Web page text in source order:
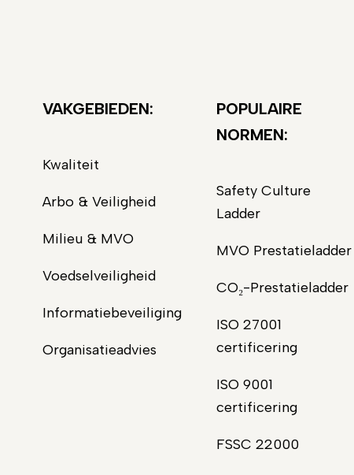
VAKGEBIEDEN:
Kwaliteit
Arbo & Veiligheid
Milieu & MVO
Voedselveiligheid
Informatiebeveiliging
Organisatieadvies
POPULAIRE
NORMEN:
Safety Culture
Ladder
MVO Prestatieladder
CO₂-Prestatieladder
ISO 27001
certificering
ISO 9001
certificering
FSSC 22000